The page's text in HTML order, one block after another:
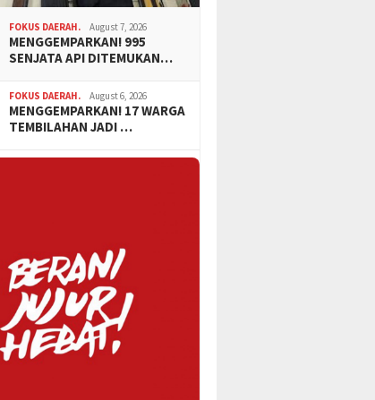
FOKUS DAERAH. August 7, 2026
MENGGEMPARKAN! 995
SENJATA API DITEMUKAN…
FOKUS DAERAH. August 6, 2026
MENGGEMPARKAN! 17 WARGA
TEMBILAHAN JADI …